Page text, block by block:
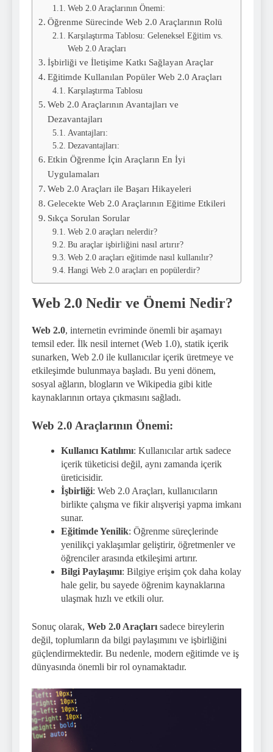
Web 2.0 Araçlarının Önemi:
Öğrenme Sürecinde Web 2.0 Araçlarının Rolü
Karşılaştırma Tablosu: Geleneksel Eğitim vs.
Web 2.0 Araçları
İşbirliği ve İletişime Katkı Sağlayan Araçlar
Eğitimde Kullanılan Popüler Web 2.0 Araçları
Karşılaştırma Tablosu
Web 2.0 Araçlarının Avantajları ve
Dezavantajları
Avantajları:
Dezavantajları:
Etkin Öğrenme İçin Araçların En İyi
Uygulamaları
Web 2.0 Araçları ile Başarı Hikayeleri
Gelecekte Web 2.0 Araçlarının Eğitime Etkileri
Sıkça Sorulan Sorular
Web 2.0 araçları nelerdir?
Bu araçlar işbirliğini nasıl artırır?
Web 2.0 araçları eğitimde nasıl kullanılır?
Hangi Web 2.0 araçları en popülerdir?
Web 2.0 Nedir ve Önemi Nedir?
Web 2.0, internetin evriminde önemli bir aşamayı
temsil eder. İlk nesil internet (Web 1.0), statik içerik
sunarken, Web 2.0 ile kullanıcılar içerik üretmeye ve
etkileşimde bulunmaya başladı. Bu yeni dönem,
sosyal ağların, blogların ve Wikipedia gibi kitle
kaynaklarının ortaya çıkmasını sağladı.
Web 2.0 Araçlarının Önemi:
Kullanıcı Katılımı: Kullanıcılar artık sadece
içerik tüketicisi değil, aynı zamanda içerik
üreticisidir.
İşbirliği: Web 2.0 Araçları, kullanıcıların
birlikte çalışma ve fikir alışverişi yapma imkanı
sunar.
Eğitimde Yenilik: Öğrenme süreçlerinde
yenilikçi yaklaşımlar geliştirir, öğretmenler ve
öğrenciler arasında etkileşimi artırır.
Bilgi Paylaşımı: Bilgiye erişim çok daha kolay
hale gelir, bu sayede öğrenim kaynaklarına
ulaşmak hızlı ve etkili olur.
Sonuç olarak, Web 2.0 Araçları sadece bireylerin
değil, toplumların da bilgi paylaşımını ve işbirliğini
güçlendirmektedir. Bu nedenle, modern eğitimde ve iş
dünyasında önemli bir rol oynamaktadır.